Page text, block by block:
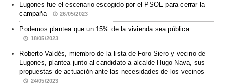
Lugones fue el escenario escogido por el PSOE para cerrar la
campaña
26/05/2023
Podemos plantea que un 15% de la vivienda sea pública
18/05/2023
Roberto Valdés, miembro de la lista de Foro Siero y vecino de
Lugones, plantea junto al candidato a alcalde Hugo Nava, sus
propuestas de actuación ante las necesidades de los vecinos
24/05/2023